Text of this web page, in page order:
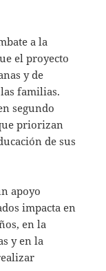
a la
el proyecto
y de
familias.
segundo
priorizan
de sus
apoyo
impacta en
en la
y en la